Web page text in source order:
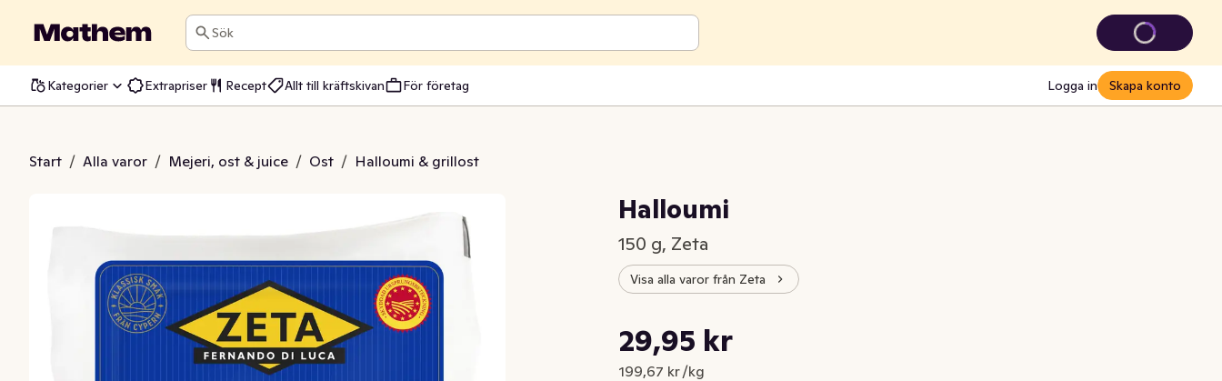
Sök
Kategorier Extrapriser Recept Allt till kräftskivan För företag Logga in Skapa konto
Start / Alla varor / Mejeri, ost & juice / Ost / Halloumi & grillost
Halloumi
150 g, Zeta
Visa alla varor från Zeta
Nuvarande pris är: 29,95 kr
29,95 kr
199,67 kr /kg
Styckpris: 199,67 kr /kg